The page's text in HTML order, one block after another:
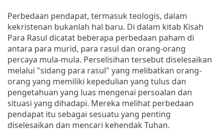
Perbedaan pendapat, termasuk teologis, dalam
kekristenan bukanlah hal baru. Di dalam kitab Kisah
Para Rasul dicatat beberapa perbedaan paham di
antara para murid, para rasul dan orang-orang
percaya mula-mula. Perselisihan tersebut diselesaikan
melalui "sidang para rasul" yang melibatkan orang-
orang yang memiliki kepedulian yang tulus dan
pengetahuan yang luas mengenai persoalan dan
situasi yang dihadapi. Mereka melihat perbedaan
pendapat itu sebagai sesuatu yang penting
diselesaikan dan mencari kehendak Tuhan.